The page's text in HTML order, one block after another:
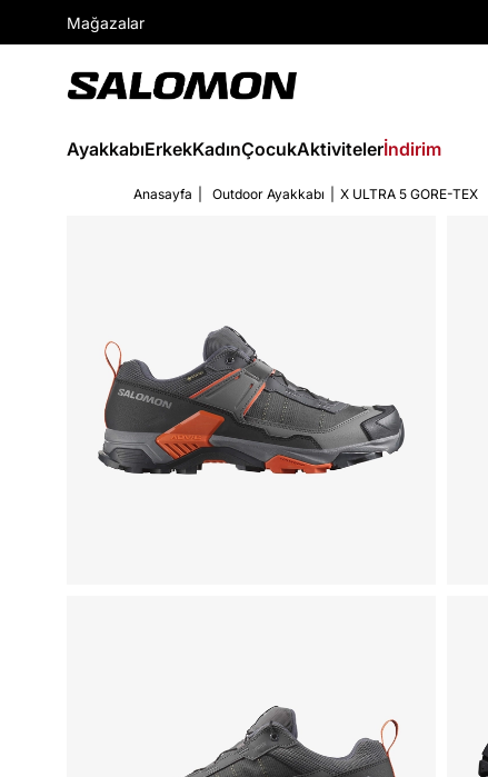
Mağazalar
AyakkabıErkekKadınÇocukAktivitelerİndirim
Anasayfa Outdoor Ayakkabı X ULTRA 5 GORE-TEX